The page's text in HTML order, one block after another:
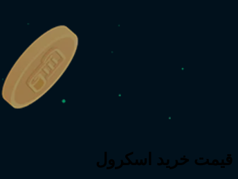
قیمت خرید اسکرول